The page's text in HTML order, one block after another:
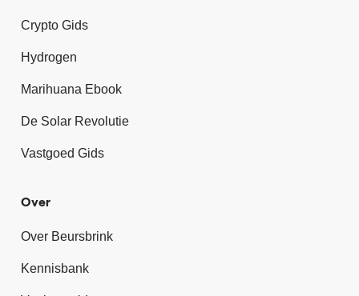
Crypto Gids
Hydrogen
Marihuana Ebook
De Solar Revolutie
Vastgoed Gids
Over
Over Beursbrink
Kennisbank